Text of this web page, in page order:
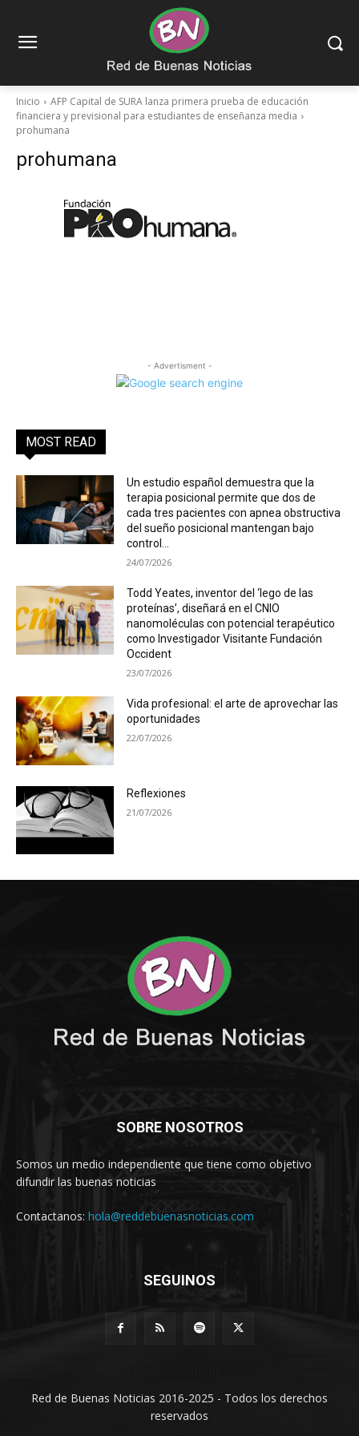
Inicio
AFP Capital de SURA lanza primera prueba de educación
financiera y previsional para estudiantes de enseñanza media
prohumana
prohumana
- Advertisment -
MOST READ
Un estudio español demuestra que la
terapia posicional permite que dos de
cada tres pacientes con apnea obstructiva
del sueño posicional mantengan bajo
control...
24/07/2026
Todd Yeates, inventor del ‘lego de las
proteínas’, diseñará en el CNIO
nanomoléculas con potencial terapéutico
como Investigador Visitante Fundación
Occident
23/07/2026
Vida profesional: el arte de aprovechar las
oportunidades
22/07/2026
Reflexiones
21/07/2026
SOBRE NOSOTROS
Somos un medio independiente que tiene como objetivo
difundir las buenas noticias
Contactanos: hola@reddebuenasnoticias.com
SEGUINOS
Red de Buenas Noticias 2016-2025 - Todos los derechos
reservados